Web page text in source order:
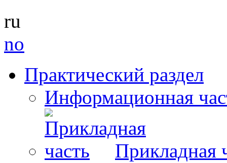
ru
no
Практический раздел
Информационная
Прикладная